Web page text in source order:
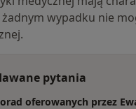
wypadku nie
pytania
oferowanych przez